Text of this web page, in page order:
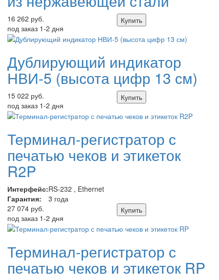
16 262 руб.
под заказ 1-2 дня
Купить
Дублирующий индикатор
НВИ-5 (высота цифр 13 см)
15 022 руб.
под заказ 1-2 дня
Купить
Терминал-регистратор с
печатью чеков и этикеток
R2P
Интерфейс:RS-232 , Ethernet
Гарантия:
3 года
27 074 руб.
под заказ 1-2 дня
Купить
Терминал-регистратор с
печатью чеков и этикеток RP